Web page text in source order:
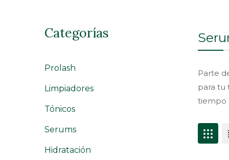
Categorías
Prolash
Limpiadores
Tónicos
Serums
Hidratación
Parte
para tu
tiempo